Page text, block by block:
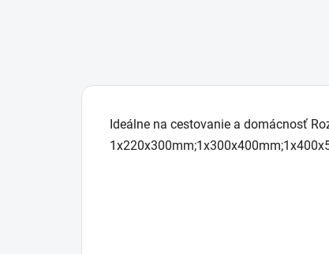
Ideálne na cestovanie a domácnosť